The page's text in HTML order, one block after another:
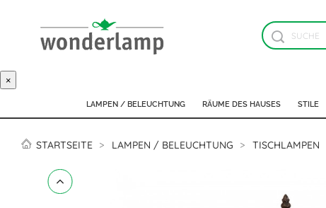
×
LAMPEN / BELEUCHTUNG RÄUME DES HAUSES STILE
STARTSEITE LAMPEN / BELEUCHTUNG TISCHLAMPEN